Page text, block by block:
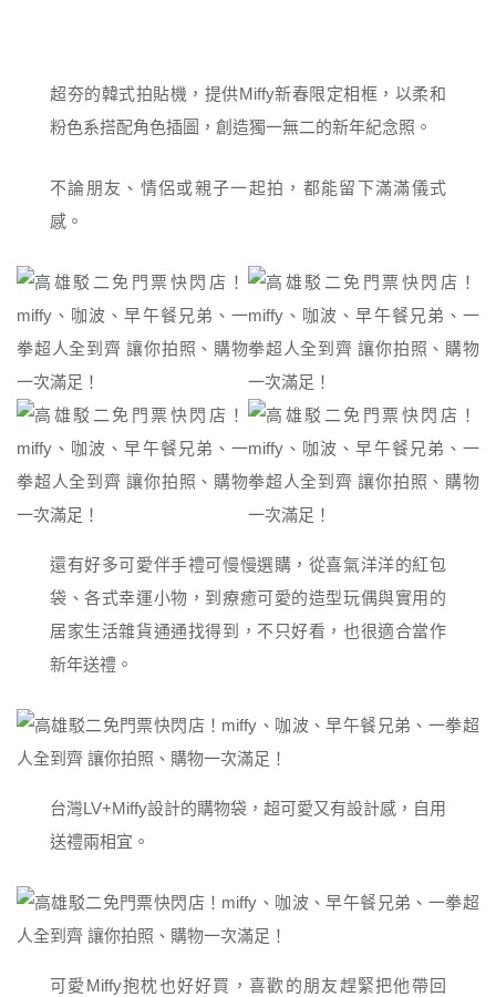
超夯的韓式拍貼機，提供Miffy新春限定相框，以柔和
粉色系搭配角色插圖，創造獨一無二的新年紀念照。
不論朋友、情侶或親子一起拍，都能留下滿滿儀式
感。
還有好多可愛伴手禮可慢慢選購，從喜氣洋洋的紅包
袋、各式幸運小物，到療癒可愛的造型玩偶與實用的
居家生活雜貨通通找得到，不只好看，也很適合當作
新年送禮。
台灣LV+Miffy設計的購物袋，超可愛又有設計感，自用
送禮兩相宜。
可愛Miffy抱枕也好好買，喜歡的朋友趕緊把他帶回